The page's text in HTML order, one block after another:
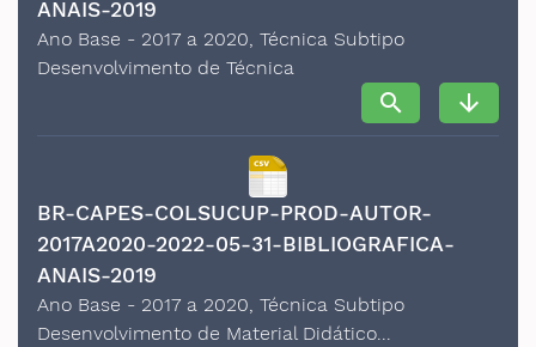
ANAIS-2019
Ano Base - 2017 a 2020, Técnica Subtipo
Desenvolvimento de Técnica
search arrow_downward
BR-CAPES-COLSUCUP-PROD-AUTOR-
2017A2020-2022-05-31-BIBLIOGRAFICA-
ANAIS-2019
Ano Base - 2017 a 2020, Técnica Subtipo
Desenvolvimento de Material Didático...